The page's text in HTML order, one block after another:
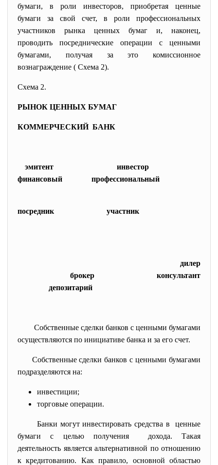
бумаги, в роли инвесторов, приобретая ценные
бумаги за свой счет, в роли профессиональных
участников рынка ценных бумаг и, наконец,
проводить посреднические операции с ценными
бумагами, получая за это комиссионное
вознаграждение ( Схема 2).
Схема 2.
РЫНОК ЦЕННЫХ БУМАГ
КОММЕРЧЕСКИЙ БАНК
эмитент инвестор
финансовый профессиональный
посредник участник
дилер
брокер консультант
депозитарий
Собственные сделки банков с ценными бумагами
осуществляются по инициативе банка и за его счет.
Собственные сделки банков с ценными бумагами
подразделяются на:
инвестиции;
торговые операции.
Банки могут инвестировать средства в ценные
бумаги с целью получения дохода. Такая
деятельность является альтернативной по отношению
к кредитованию. Как правило, основной областью